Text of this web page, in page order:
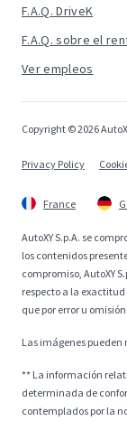
F.A.Q. DriveK
F.A.Q. sobre el
Ver empleos
Copyright © 2026
Privacy Policy
France
AutoXY S.p.A. se
los contenidos
compromiso, AutoXY
respecto a la
que por error u
Las imágenes pueden
** La información
determinada de
contemplados por la